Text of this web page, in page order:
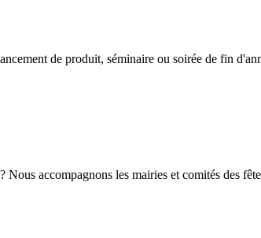
de produit, séminaire ou soirée de fin
accompagnons les mairies et comités des